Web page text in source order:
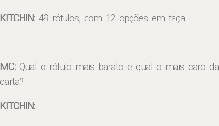
KITCHIN:49 rótulos, com 12 opções em taça.
MC:Qual o rótulo mais barato e qual o mais caro da
carta?
KITCHIN: